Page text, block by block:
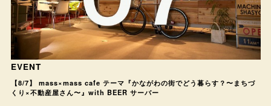
EVENT
【8/7】 mass×mass cafe テーマ『かながわの街でどう暮らす？〜まちづ
くり×不動産屋さん〜』with BEER サーバー